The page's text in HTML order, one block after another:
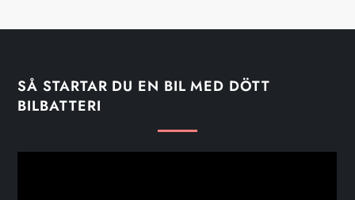
SÅ STARTAR DU EN BIL MED DÖTT
BILBATTERI